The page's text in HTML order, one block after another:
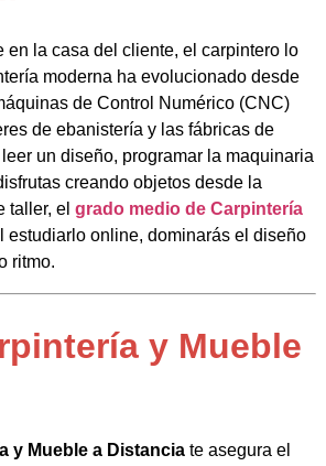
en la casa del cliente, el carpintero lo
moderna ha evolucionado desde
de Control Numérico (CNC)
de ebanistería y las fábricas de
un diseño, programar la maquinaria
creando objetos desde la
taller, el grado medio de Carpintería
estudiarlo online, dominarás el diseño
ritmo.
y Mueble
y Mueble a Distancia te asegura el